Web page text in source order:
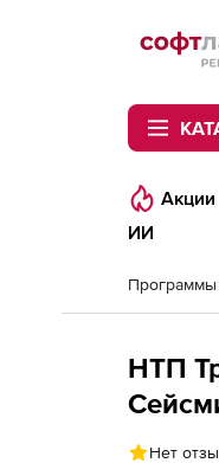
Softline
Акции
ИИ
НТП
Нет